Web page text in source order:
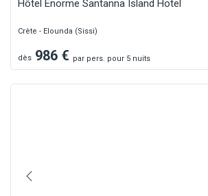
Hôtel Enorme Santanna Island Hotel
Crète - Elounda (Sissi)
dès 986 € par pers. pour 5 nuits